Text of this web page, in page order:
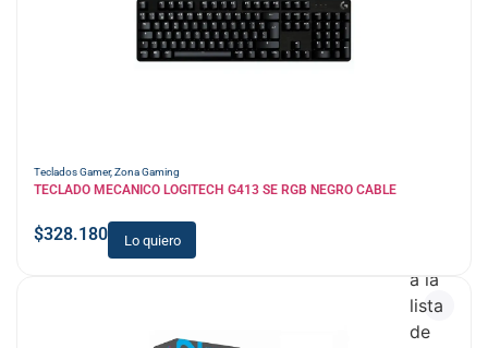
Teclados Gamer,Zona Gaming
TECLADO MECANICO LOGITECH G413 SE RGB NEGRO CABLE
$328.180 Lo quiero
a la
lista
de